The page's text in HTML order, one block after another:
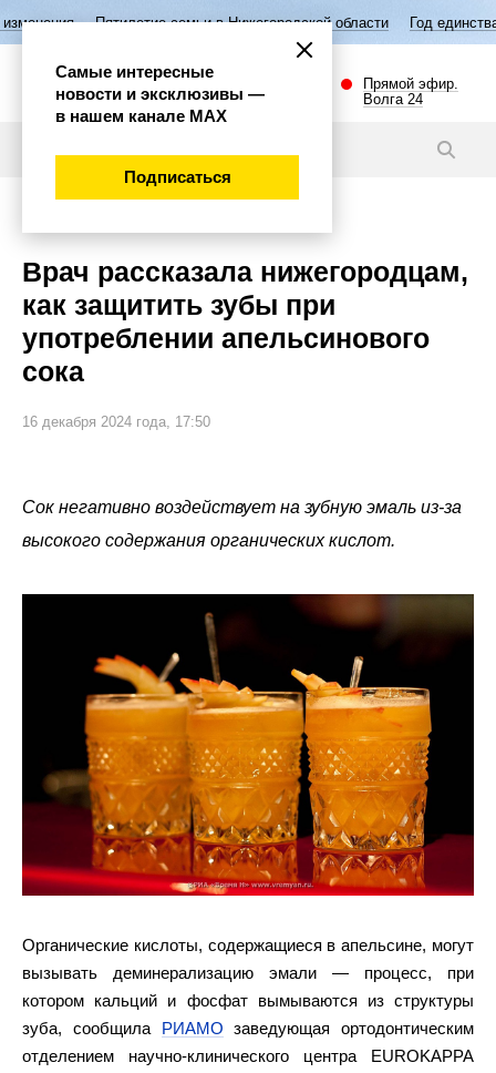
Пятилетие семьи в Нижегородской области Год единства народов
Прямой эфир.
Волга 24
Врач рассказала нижегородцам,
как защитить зубы при
употреблении апельсинового
сока
16 декабря 2024 года, 17:50
Сок негативно воздействует на зубную эмаль из-за
высокого содержания органических кислот.
Органические кислоты, содержащиеся в апельсине, могут
вызывать деминерализацию эмали — процесс, при
котором кальций и фосфат вымываются из структуры
зуба, сообщила РИАМО заведующая ортодонтическим
отделением научно-клинического центра EUROKAPPA
Самые интересные
новости и эксклюзивы —
в нашем канале МАХ
Подписаться